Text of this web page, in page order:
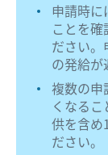
申請時
ことを
ださい。
の発給が
複数の申
くなる
供を含め
ださい。